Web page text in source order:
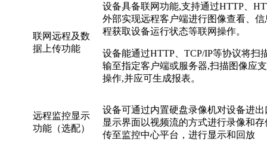
联网远程及数
据上传功能
设备具备联网功能,支持通过HTTP、
外部实现远程客户端进行图像查看、
程获取设备运行状态等联网操作。
设备能通过HTTP、TCP/IP等协议将扫
输至指定客户端或服务器,扫描图像应
操作,并应可生成报表。
远程监控显示
功能（选配）
设备可通过内置硬盘录像机对设备进
显示界面以视频流的方式进行录像和
传至监控中心平台，进行显示和回放